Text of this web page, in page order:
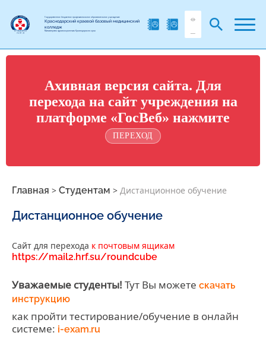
Государственное бюджетное профессиональное образовательное учреждение
Краснодарский краевой базовый медицинский
колледж
Министерства здравоохранения Краснодарского края
Ахивная версия сайта. Для
перехода на сайт учреждения на
платформе «ГосВеб» нажмите
ПЕРЕХОД
Главная > Студентам > Дистанционное обучение
Дистанционное обучение
Сайт для перехода к почтовым ящикам
https://mail2.hrf.su/roundcube
Уважаемые студенты! Тут Вы можете скачать
инструкцию
как пройти тестирование/обучение в онлайн
системе: i-exam.ru